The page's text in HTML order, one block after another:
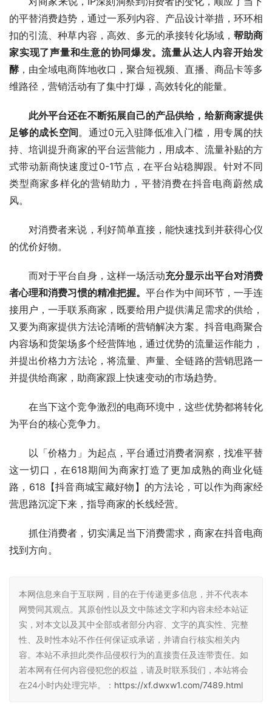
的平替消费趋势，通过一系列内容、产品设计举措，环环相
扣的引流、种草内容，高效、多元的承接转化场域， 帮助商
家实现了声量和生意的协同爆发。流量从达人内容开始发
酵，由全域电商阵地收口，聚合短视频、直播、商品卡等多
维路径，营销活动有了集中打爆，高效转化的能量。
此外平台还在不断拓展自己的产品供给，给新商家提供
足够的成长空间。通过0元入驻降低准入门槛，用专属的扶
持、培训提升商家的平台运营能力，用成本、流量补贴的方
式带动新商快速度过0-1节点，在平台站稳脚跟。针对不同
类型商家多样化的营销助力，平替消费在抖音电商蔚然成
风。
对消费者来说，利好简单直接，能快速找到并获得心仪
的优价好物。
而对于平台自身，这样一场活动充分显示出平台对消费
者心理和消费习惯的精准把握。平台作为中间环节，一手连
接用户，一手联系商家，既要给用户提供满足需求的供给，
又要为商家提供方法论清晰的营销解决方案。抖音电商聚合
内容场和货架场多个经营阵地，通过优势的流量运作能力，
并提出价格力方法论，将流量、声量、全链路的营销思路一
并提供给商家，助商家跟上快速变动的市场趋势。
在当下这个竞争激烈的电商环境中，这些优势都将转化
为平台的核心竞争力。
以「价格力」为起点，平台通过消费者洞察，找准平替
这一切口，在618期间为商家打造了更加成熟的商业化链
路，618【抖音商城宝藏好物】的方法论，可以作为商家经
营思路沉淀下来，指导商家的长线经营。
抓住消费者，切实满足当下消费需求，商家在抖音电商
找到方向。
本网信息来自于互联网，目的在于传递更多信息，并不代表本
网赞同其观点。其原创性以及文中陈述文字和内容未经本站证
实，对本文以及其中全部或者部分内容、文字的真实性、完整
性、及时性本站不作任何保证或承诺，并请自行核实相关内
容。本站不承担此类作品侵权行为的直接责任及连带责任。如
若本网有任何内容侵犯您的权益，请及时联系我们，本站将会
在24小时内处理完毕。： https://xf.dwxw1.com/7489.html